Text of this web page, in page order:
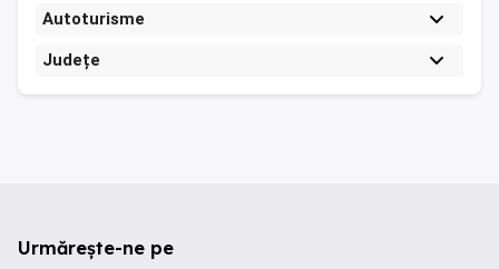
Autoturisme
Județe
Urmărește-ne pe